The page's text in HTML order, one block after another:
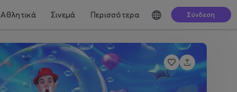
Αθλητικά Σινεμά Περισσότερα Σύνδεση